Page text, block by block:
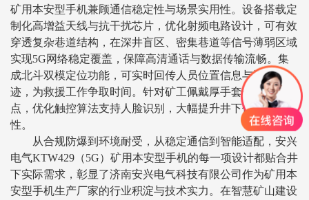
矿用本安型手机兼顾通信稳定性与场景实用性。设备搭载定
制化高增益天线与抗干扰芯片，优化射频电路设计，可有效
穿透复杂巷道结构，在深井盲区、密集巷道等信号薄弱区域
实现5G网络稳定覆盖，保障高清通话与数据传输流畅。集
成北斗双模定位功能，可实时回传人员位置信息与运动轨
迹，为救援工作争取时间。针对矿工佩戴厚手套作业的特
点，优化触控算法支持人脸识别，大幅提升井下作业便捷
性。
从合规防爆到环境耐受，从稳定通信到智能适配，安兴
电气KTW429（5G）矿用本安型手机的每一项设计都贴合井
下实际需求，彰显了济南安兴电气科技有限公司作为矿用本
安型手机生产厂家的行业积淀与技术实力。在智慧矿山建设